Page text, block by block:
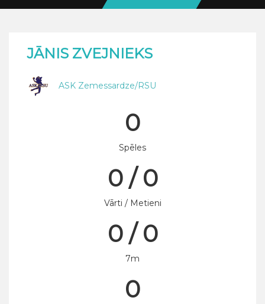
JĀNIS ZVEJNIEKS
ASK Zemessardze/RSU
0
Spēles
0 / 0
Vārti / Metieni
0 / 0
7m
0